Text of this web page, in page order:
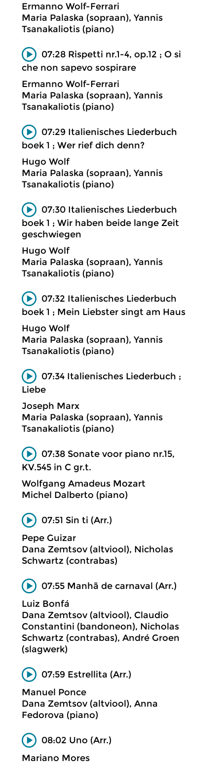
Ermanno Wolf-Ferrari
Maria Palaska (sopraan), Yannis
Tsanakaliotis (piano)
07:28 Rispetti nr.1-4, op.12 ; O si
che non sapevo sospirare
Ermanno Wolf-Ferrari
Maria Palaska (sopraan), Yannis
Tsanakaliotis (piano)
07:29 Italienisches Liederbuch
boek 1 ; Wer rief dich denn?
Hugo Wolf
Maria Palaska (sopraan), Yannis
Tsanakaliotis (piano)
07:30 Italienisches Liederbuch
boek 1 ; Wir haben beide lange Zeit
geschwiegen
Hugo Wolf
Maria Palaska (sopraan), Yannis
Tsanakaliotis (piano)
07:32 Italienisches Liederbuch
boek 1 ; Mein Liebster singt am Haus
Hugo Wolf
Maria Palaska (sopraan), Yannis
Tsanakaliotis (piano)
07:34 Italienisches Liederbuch ;
Liebe
Joseph Marx
Maria Palaska (sopraan), Yannis
Tsanakaliotis (piano)
07:38 Sonate voor piano nr.15,
KV.545 in C gr.t.
Wolfgang Amadeus Mozart
Michel Dalberto (piano)
07:51 Sin ti (Arr.)
Pepe Guizar
Dana Zemtsov (altviool), Nicholas
Schwartz (contrabas)
07:55 Manhã de carnaval (Arr.)
Luiz Bonfá
Dana Zemtsov (altviool), Claudio
Constantini (bandoneon), Nicholas
Schwartz (contrabas), André Groen
(slagwerk)
07:59 Estrellita (Arr.)
Manuel Ponce
Dana Zemtsov (altviool), Anna
Fedorova (piano)
08:02 Uno (Arr.)
Mariano Mores